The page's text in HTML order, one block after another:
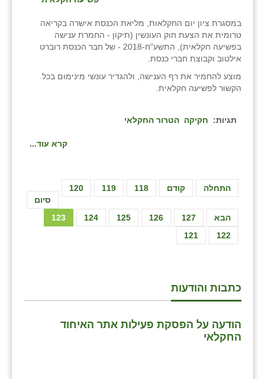
במסגרת ציון יום החקלאות, מליאת הכנסת אישרה בקריאה
טרומית את הצעת חוק העונשין (תיקון - החמרת ענישה
בפשיעה חקלאית), התשע"ח-2018 - של חבר הכנסת רוברט
אילטוב וקבוצת חברי כנסת.
מוצע להחמיר את רף הענישה, ולהגדיר עונשי מינימום בכל
הקשור לפשיעה חקלאית.
תגיות: חקיקה הטרור החקלאי
קרא עוד...
התחלה קודם 118
119
120
121 122
123 124 125 126 127 הבא
סיום
כתבות והודעות
הודעה על הפסקת פעילות אתר האיחוד
החקלאי